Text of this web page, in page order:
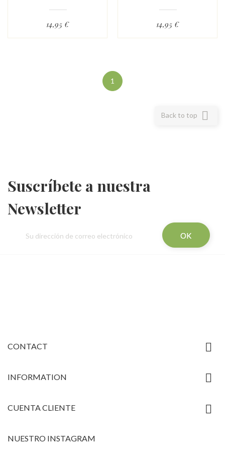
14,95 € 14,95 €
1
Back to top 
Suscríbete a nuestra
Newsletter
CONTACT 
INFORMATION 
CUENTA CLIENTE 
NUESTRO INSTAGRAM